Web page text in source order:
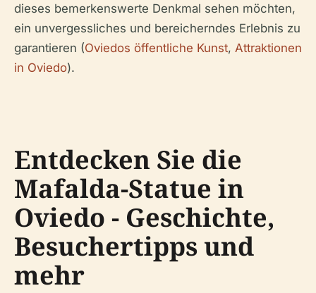
dieses bemerkenswerte Denkmal sehen möchten,
ein unvergessliches und bereicherndes Erlebnis zu
garantieren (Oviedos öffentliche Kunst, Attraktionen
in Oviedo).
Entdecken Sie die
Mafalda-Statue in
Oviedo - Geschichte,
Besuchertipps und
mehr